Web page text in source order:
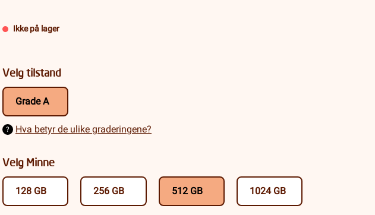
Ikke på lager
Velg tilstand
Grade A
? Hva betyr de ulike graderingene?
Velg Minne
128 GB 256 GB 512 GB 1024 GB